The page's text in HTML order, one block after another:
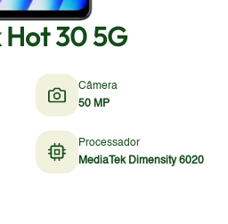
Hot 30 5G
Câmera
50 MP
Processador
MediaTek Dimensity 6020